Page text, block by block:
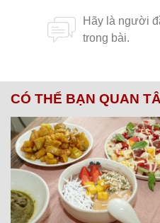
CÓ THỂ BẠN QUAN